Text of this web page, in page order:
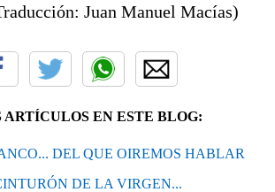
Juan Manuel Macías)
ARTÍCULOS EN ESTE BLOG:
DEL QUE OIREMOS HABLAR
DE LA VIRGEN...